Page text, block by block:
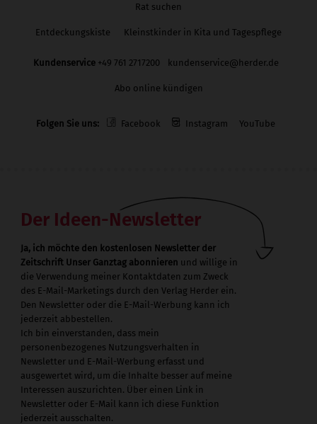
Rat suchen
Entdeckungskiste Kleinstkinder in Kita und Tagespflege
Kundenservice +49 761 2717200 kundenservice@herder.de
Abo online kündigen
Folgen Sie uns: Facebook Instagram YouTube
Der Ideen-Newsletter
Ja, ich möchte den kostenlosen Newsletter der
Zeitschrift Unser Ganztag abonnieren und willige in
die Verwendung meiner Kontaktdaten zum Zweck
des E-Mail-Marketings durch den Verlag Herder ein.
Den Newsletter oder die E-Mail-Werbung kann ich
jederzeit abbestellen.
Ich bin einverstanden, dass mein
personenbezogenes Nutzungsverhalten in
Newsletter und E-Mail-Werbung erfasst und
ausgewertet wird, um die Inhalte besser auf meine
Interessen auszurichten. Über einen Link in
Newsletter oder E-Mail kann ich diese Funktion
jederzeit ausschalten.